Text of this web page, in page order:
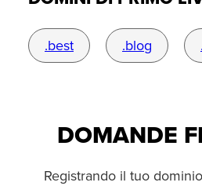
.best .blog
DOMANDE
Registrando il tuo